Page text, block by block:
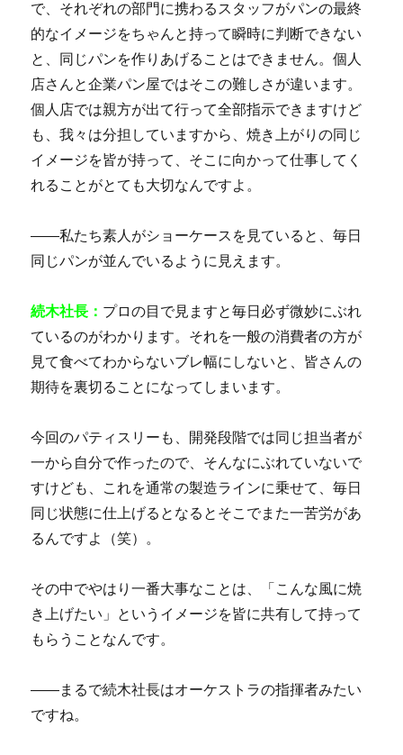
で、それぞれの部門に携わるスタッフがパンの最終
的なイメージをちゃんと持って瞬時に判断できない
と、同じパンを作りあげることはできません。個人
店さんと企業パン屋ではそこの難しさが違います。
個人店では親方が出て行って全部指示できますけど
も、我々は分担していますから、焼き上がりの同じ
イメージを皆が持って、そこに向かって仕事してく
れることがとても大切なんですよ。
――私たち素人がショーケースを見ていると、毎日
同じパンが並んでいるように見えます。
続木社長： プロの目で見ますと毎日必ず微妙にぶれ
ているのがわかります。それを一般の消費者の方が
見て食べてわからないブレ幅にしないと、皆さんの
期待を裏切ることになってしまいます。
今回のパティスリーも、開発段階では同じ担当者が
一から自分で作ったので、そんなにぶれていないで
すけども、これを通常の製造ラインに乗せて、毎日
同じ状態に仕上げるとなるとそこでまた一苦労があ
るんですよ（笑）。
その中でやはり一番大事なことは、「こんな風に焼
き上げたい」というイメージを皆に共有して持って
もらうことなんです。
――まるで続木社長はオーケストラの指揮者みたい
ですね。